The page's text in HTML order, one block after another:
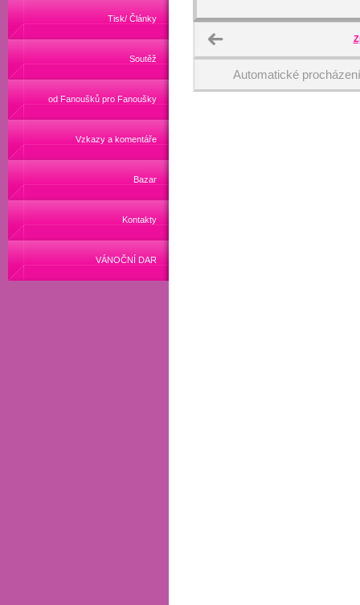
Tisk/ Články
Soutěž
od Fanoušků pro Fanoušky
Vzkazy a komentáře
Bazar
Kontakty
VÁNOČNÍ DAR
Automatické